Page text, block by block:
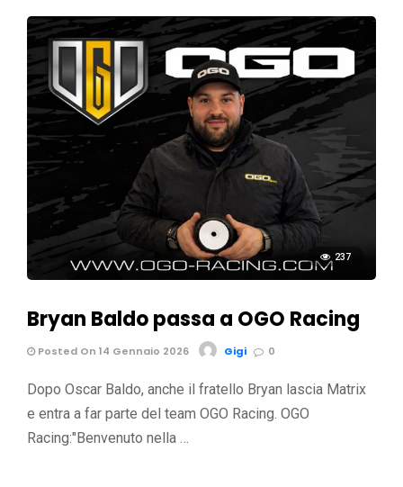
237
Bryan Baldo passa a OGO Racing
Posted On 14 Gennaio 2026 Gigi 0
Dopo Oscar Baldo, anche il fratello Bryan lascia Matrix
e entra a far parte del team OGO Racing. OGO
Racing:"Benvenuto nella …